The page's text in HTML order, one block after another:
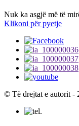
Nuk ka asgjë më të
Klikoni për pyetje
© Të drejtat e autorit -